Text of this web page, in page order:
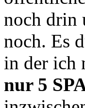
noch drin
noch. Es
in der ich
nur 5